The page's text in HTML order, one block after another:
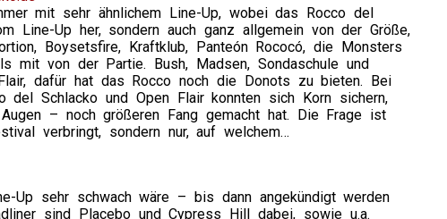
mit sehr ähnlichem Line-Up, wobei das Rocco del
Up her, sondern auch ganz allgemein von der Größe,
Boysetsfire, Kraftklub, Panteón Rococó, die Monsters
mit von der Partie. Bush, Madsen, Sondaschule und
dafür hat das Rocco noch die Donots zu bieten. Bei
del Schlacko und Open Flair konnten sich Korn sichern,
– noch größeren Fang gemacht hat. Die Frage ist
verbringt, sondern nur, auf welchem…
Up sehr schwach wäre – bis dann angekündigt werden
sind Placebo und Cypress Hill dabei, sowie u.a.